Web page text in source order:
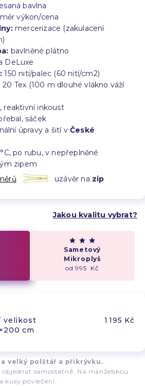
bavlna
výkon/cena
mercerizace (zakulacení
bavlněné plátno
DeLuxe
150 nití/palec (60 nití/cm2)
20 Tex (100 m dlouhé vlákno váží
reaktivní inkoust
sáček
úpravy a šití vČeské
po rubu, v nepřeplněné
zipem
uzávěr na zip
Jakou kvalitu vybrat?
Sametový
Mikroplyš
od 995 Kč
velikost
cm
1 195 Kč
velký polštář a přikrývku.
samostatně. Na manželskou
kusy povlečení.